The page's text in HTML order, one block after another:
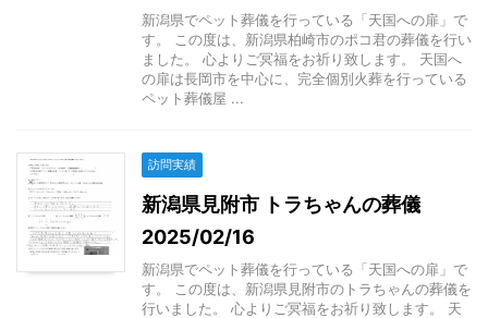
新潟県でペット葬儀を行っている「天国への扉」で
す。 この度は、新潟県柏崎市のポコ君の葬儀を行い
ました。 心よりご冥福をお祈り致します。 天国へ
の扉は長岡市を中心に、完全個別火葬を行っている
ペット葬儀屋 ...
訪問実績
新潟県見附市 トラちゃんの葬儀
2025/02/16
新潟県でペット葬儀を行っている「天国への扉」で
す。 この度は、新潟県見附市のトラちゃんの葬儀を
行いました。 心よりご冥福をお祈り致します。 天